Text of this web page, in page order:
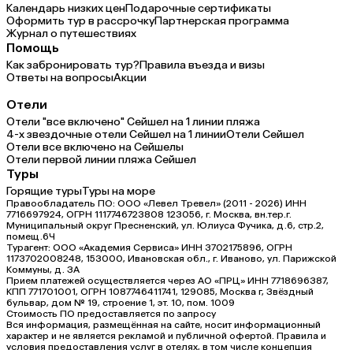
Календарь низких ценПодарочные сертификаты
Оформить тур в рассрочкуПартнерская программа
Журнал о путешествиях
Помощь
Как забронировать тур?Правила въезда и визы
Ответы на вопросыАкции
Отели
Отели "все включено" Сейшел на 1 линии пляжа
4-х звездочные отели Сейшел на 1 линииОтели Сейшел
Отели все включено на Сейшелы
Отели первой линии пляжа Сейшел
Туры
Горящие турыТуры на море
Правообладатель ПО: ООО «Левел Тревел» (2011 - 2026) ИНН
7716697924, ОГРН 1117746723808 123056, г. Москва, вн.тер.г.
Муниципальный округ Пресненский, ул. Юлиуса Фучика, д.6, стр.2,
помещ.6Ч
Турагент: ООО «Академия Сервиса» ИНН 3702175896, ОГРН
1173702008248, 153000, Ивановская обл., г. Иваново, ул. Парижской
Коммуны, д. ЗА
Прием платежей осуществляется через АО «ПРЦ» ИНН 7718696387,
КПП 771701001, ОГРН 1087746411741, 129085, Москва г, Звёздный
бульвар, дом № 19, строение 1, эт. 10, пом. 1009
Стоимость ПО предоставляется по запросу
Вся информация, размещённая на сайте, носит информационный
характер и не является рекламой и публичной офертой. Правила и
условия предоставления услуг в отелях, в том числе концепция